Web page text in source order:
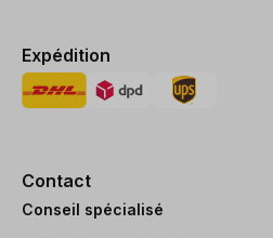
Expédition
Contact
Conseil spécialisé